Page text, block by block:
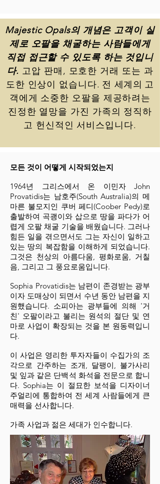
Majestic Opals의 개념은 고객이 실
제로 오팔을 채굴하는 사람들에게
직접 접근할 수 있도록 하는 것입니
다. 고압 판매, 모호한 거래 또는 과
도한 인상이 없습니다. 전 세계의 고
객에게 소중한 오팔을 제공하려는
진정한 열망을 가진 가족의 정직하
고 헌신적인 서비스입니다.
모든 것이 어떻게 시작되었는지
1964년 그리스에서 온 이민자 John
Provatidis는 남호주(South Australia)의 메
마른 불모지인 쿠버 페디(Coober Pedy)로
출발하여 곡괭이와 삽으로 땅을 파다가 어
렵게 오팔 채굴 기술을 배웠습니다. 그러나
힘든 일을 겪으면서도 그는 자신이 일하고
있는 땅의 복잡함을 이해하게 되었습니다.
그것은 천상의 아름다움, 평화로움, 거칠
음, 그리고 그 풍요로움입니다.
Sophia Provatidis는 남편이 존경받는 광부
이자 도매상이 되면서 수년 동안 남편을 지
원했습니다. 소피아는 광부들에 의해 '거
친' 오팔이라고 불리는 원석의 절단 및 연
마로 사업이 확장되는 것을 본 원동력입니
다.
이 사업은 영리한 투자자들이 수집가의 조
각으로 간주하는 조개, 달팽이, 불가사리
및 잎과 같은 단백석 화석을 전문으로 합니
다. Sophia는 이 절묘한 보석을 디자이너
주얼리에 통합하여 전 세계 사람들에게 큰
매력을 선사합니다.
가족 사업과 젊은 세대가 인수합니다.